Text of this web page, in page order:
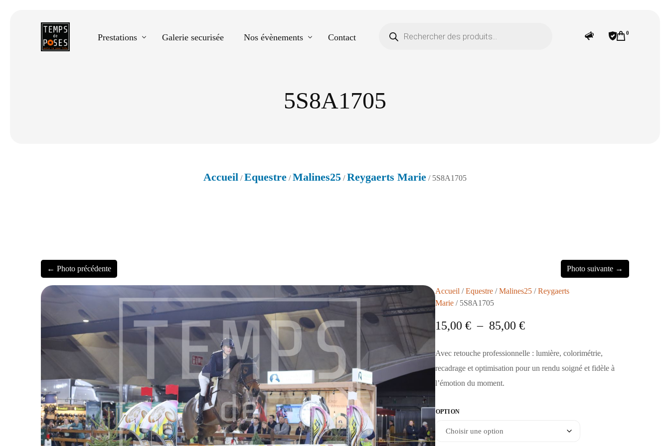
Prestations Galerie securisée Nos évènements Contact 0
5S8A1705
Accueil /Equestre /Malines25 /Reygaerts Marie / 5S8A1705
← Photo précédente Photo suivante →
Accueil /Equestre/Malines25/Reygaerts
Marie/ 5S8A1705
15,00 € – 85,00 €
Avec retouche professionnelle : lumière, colorimétrie,
recadrage et optimisation pour un rendu soigné et fidèle à
l’émotion du moment.
OPTION